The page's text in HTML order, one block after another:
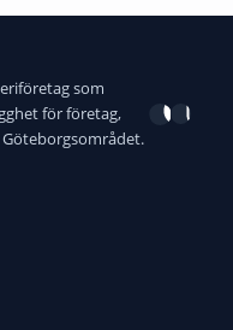
som
för företag,